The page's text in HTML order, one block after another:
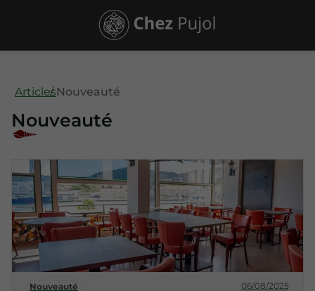
ArticlesNouveauté
Nouveauté
Nouveauté 06/08/2025